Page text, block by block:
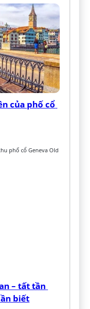
của phố cổ
phố cổ Geneva Old
– tất tần
biết